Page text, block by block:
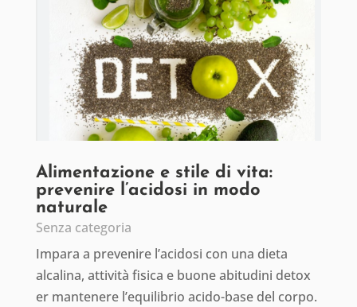
Alimentazione e stile di vita:
prevenire l’acidosi in modo
naturale
Senza categoria
Impara a prevenire l’acidosi con una dieta
alcalina, attività fisica e buone abitudini detox
er mantenere l’equilibrio acido-base del corpo.